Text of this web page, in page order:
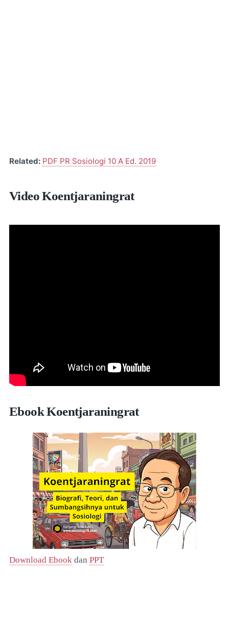
Related: PDF PR Sosiologi 10 A Ed. 2019
Video Koentjaraningrat
Ebook Koentjaraningrat
Download Ebook dan PPT